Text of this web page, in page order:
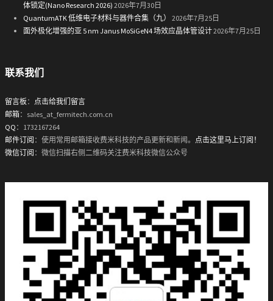
体锁定(Nano Research 2026) 2026年7月30日
QuantumATK 低维电子材料与器件合集（九）
2026年7月25日
面外极化增强的亚 5 nm Janus MoSiGeN4 场效应晶体管设计2026年7月25日
联系我们
留言板 ： 点击给我们留言
邮箱：sales_at_fermitech.com.cn
QQ ：1732167264
邮件订阅 ：使用常用邮箱接收费米科技的产品更新和新闻。 点击这里马上订阅！
微信订阅 ：微信扫描右侧二维码关注费米科技微信公众号